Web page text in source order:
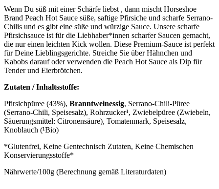
Wenn Du süß mit einer Schärfe liebst , dann mischt Horseshoe
Brand Peach Hot Sauce süße, saftige Pfirsiche und scharfe Serrano-
Chilis und es gibt eine süße und würzige Sauce. Unsere scharfe
Pfirsichsauce ist für die Liebhaber*innen scharfer Saucen gemacht,
die nur einen leichten Kick wollen. Diese Premium-Sauce ist perfekt
für Deine Lieblingsgerichte. Streiche Sie über Hähnchen und
Kabobs darauf oder verwenden die Peach Hot Sauce als Dip für
Tender und Eierbrötchen.
Zutaten / Inhaltsstoffe:
Pfirsichpüree (43%), Branntweinessig, Serrano-Chili-Püree
(Serrano-Chili, Speisesalz), Rohrzucker¹, Zwiebelpüree (Zwiebeln,
Säuerungsmittel: Citronensäure), Tomatenmark, Speisesalz,
Knoblauch (¹Bio)
*Glutenfrei, Keine Gentechnisch Zutaten, Keine Chemischen
Konservierungsstoffe*
Nährwerte/100g (Berechnung gemäß Literaturdaten)